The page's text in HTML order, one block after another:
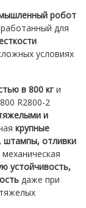
робот
для
условиях
в 800 кг и
R2800-2
и
крупные
штампы, отливки
механическая
устойчивость,
даже при